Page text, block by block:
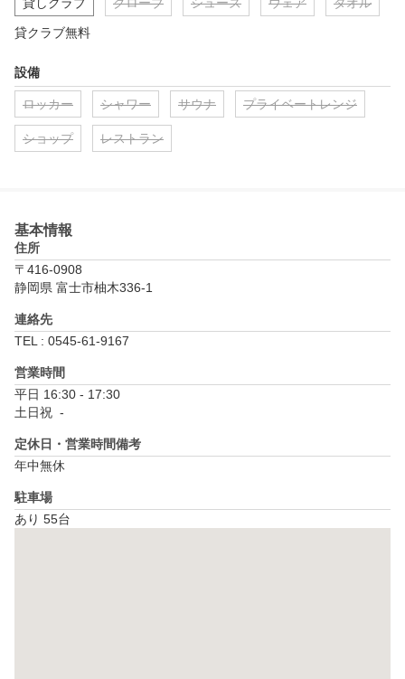
貸しクラブ グローブ シューズ ウェア タオル
貸クラブ無料
設備
ロッカー シャワー サウナ プライベートレンジ
ショップ レストラン
基本情報
住所
〒416-0908
静岡県 富士市柚木336-1
連絡先
TEL : 0545-61-9167
営業時間
平日 16:30 - 17:30
土日祝  -
定休日・営業時間備考
年中無休
駐車場
あり 55台